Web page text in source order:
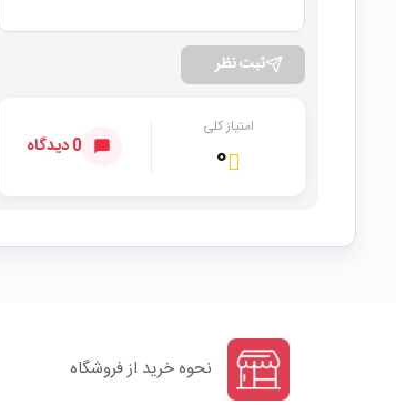
ثبت نظر
امتیاز کلی
۰ 0 دیدگاه
نحوه خرید از فروشگاه